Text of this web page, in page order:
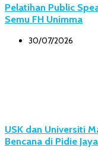
Pelatihan Public
Semu FH Unimma
30/07/2026
USK dan Universiti
Bencana di Pidie Jaya